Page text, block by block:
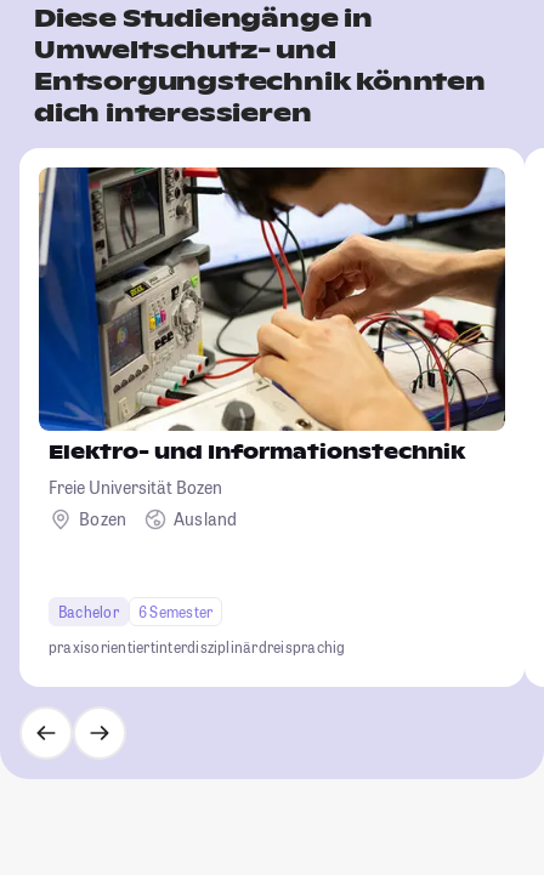
Diese Studiengänge in
Umweltschutz- und
Entsorgungstechnik könnten
dich interessieren
Elektro- und Informationstechnik
Freie Universität Bozen
Bozen
Ausland
Bachelor
6 Semester
praxisorientiertinterdisziplinärdreisprachig